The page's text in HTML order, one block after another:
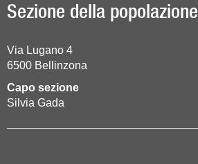
Sezione della popolazione
Via Lugano 4
6500 Bellinzona
Capo sezione
Silvia Gada